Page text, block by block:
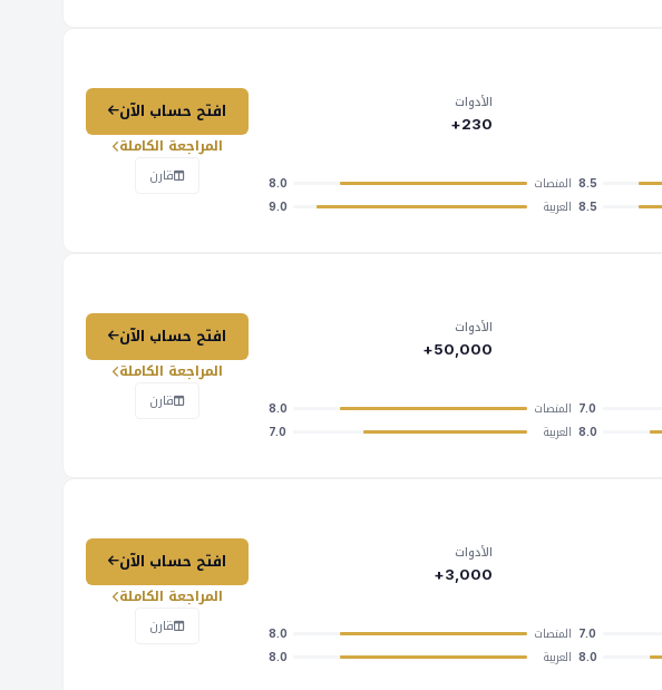
الأدوات
230+
8.5 المنصات 8.0
8.5 العربية 9.0
افتح حساب الآن
المراجعة الكاملة
قارن
الأدوات
50,000+
7.0 المنصات 8.0
8.0 العربية 7.0
افتح حساب الآن
المراجعة الكاملة
قارن
الأدوات
3,000+
7.0 المنصات 8.0
8.0 العربية 8.0
افتح حساب الآن
المراجعة الكاملة
قارن